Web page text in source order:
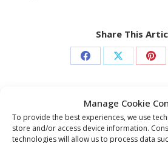
Manage Cookie
To provide the best experiences, we use
store and/or access device information.
technologies will allow us to process data
Share This
Share
Facebook
Share
X
Post
navigation
PREVIOUS
Paul Byron des